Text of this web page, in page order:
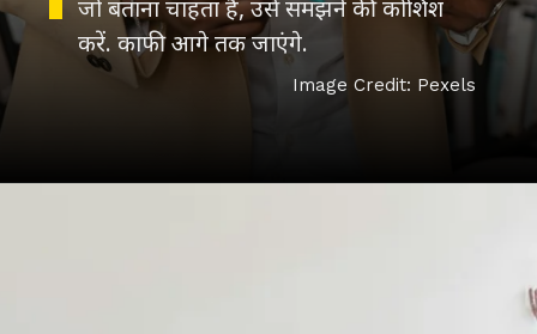
जो बताना चाहता है, उसे समझने की कोशिश
Image Credit: Pexels